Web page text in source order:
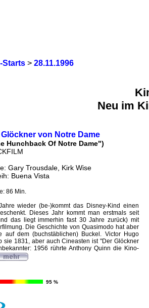
Starts> 28.11.1996
Neu im
Glöckner von Notre Dame
Hunchback Of Notre Dame")
Gary Trousdale, Kirk Wise
Buena Vista
86 Min.
wieder (be-)kommt das Disney-Kind einen
Dieses Jahr kommt man erstmals seit
das liegt immerhin fast 30 Jahre zurück) mit
Die Geschichte von Quasimodo hat aber
auf dem (buchstäblichen) Buckel. Victor Hugo
sie 1831, aber auch Cineasten ist "Der Glöckner
1956 rührte Anthony Quinn die Kino-
95 %